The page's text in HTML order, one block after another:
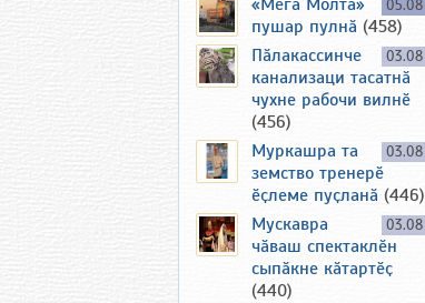
05.08
«Мега Молта»
пушар пулнӑ (458)
03.08
Пӑлакассинче
канализаци тасатнӑ
чухне рабочи вилнӗ
(456)
03.08
Муркашра та
земство тренерӗ
ӗҫлеме пуҫланӑ (446)
03.08
Мускавра
чӑваш спектаклӗн
сыпӑкне кӑтартӗҫ
(440)